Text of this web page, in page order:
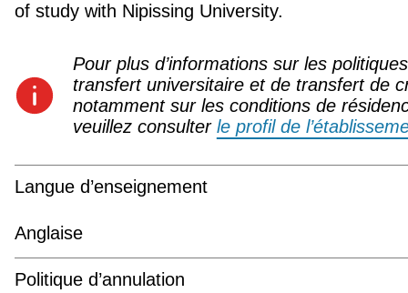
of study with Nipissing University.
Pour plus d’informations sur les
transfert universitaire et de transfert de
notamment sur les conditions de
veuillez consulter le profil de
Langue d’enseignement
Anglaise
Politique d’annulation